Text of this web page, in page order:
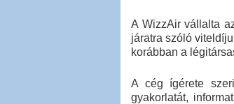
A WizzAir vállalta
járatra szóló
korábban a
A cég ígérete
gyakorlatát,